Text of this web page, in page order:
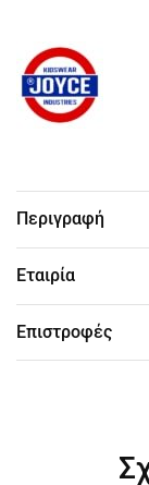
Περιγραφή
Εταιρία
Επιστροφές